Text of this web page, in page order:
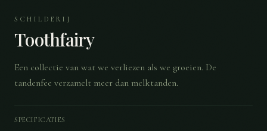
SCHILDERIJ
Toothfairy
Een collectie van wat we verliezen als we groeien. De
tandenfee verzamelt meer dan melktanden.
SPECIFICATIES